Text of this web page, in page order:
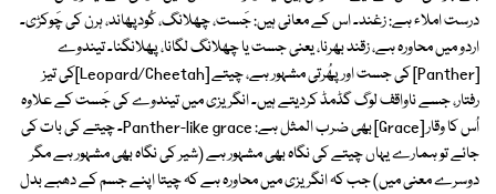
درست املاء ہے: زغند۔ اس کے معانی ہیں: جَست، چھلانگ، کُودپھاند، ہرن کی چَوکڑی۔
اردو میں محاورہ ہے، زقند بھرنا، یعنی جست یا چھلانگ لگانا، پھلانگنا۔ تیندوے
[Panther] کی جست اور پھُرتی مشہور ہے، چیتے [Leopard/Cheetah]کی تیز
رفتار، جسے ناواقف لوگ گڈمڈ کردیتے ہیں۔ انگریزی میں تیندوے کی جَست کے علاوہ
اُس کا وقار [Grace] بھی ضرب المثل ہے: Panther-like grace۔ چیتے کی بات کی
جائے تو ہمارے یہاں چیتے کی نگاہ بھی مشہور ہے (شیر کی نگاہ بھی مشہور ہے مگر
دوسرے معنی میں) جب کہ انگریزی میں محاورہ ہے کہ چیتا اپنے جسم کے دھبے بدل